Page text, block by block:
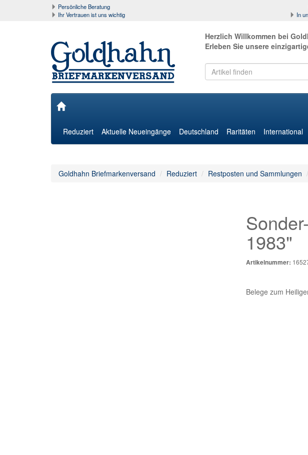
Persönliche Beratung
Ihr Vertrauen ist uns wichtig
In
Herzlich Willkommen bei
Erleben Sie unsere
Reduziert Aktuelle Neueingänge Deutschland Raritäten International
Goldhahn Briefmarkenversand Reduziert Restposten und Sammlungen
1983"
Artikelnummer:
Belege zum